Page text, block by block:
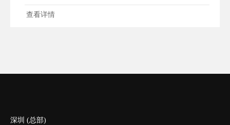
而，语言作为沟通交流的基石，却成为不少人在
查看详情
深圳 (总部)